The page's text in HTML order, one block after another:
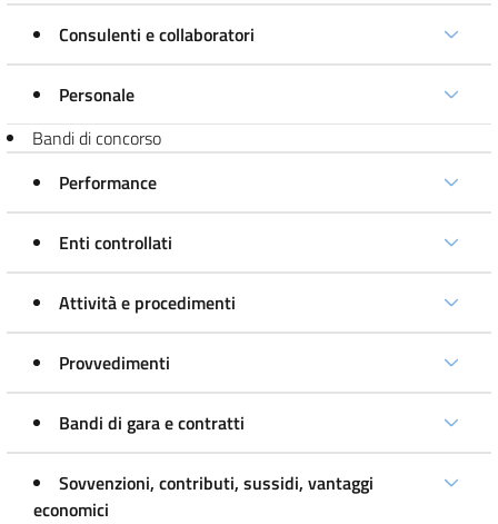
Consulenti e collaboratori
Personale
Bandi di concorso
Performance
Enti controllati
Attività e procedimenti
Provvedimenti
Bandi di gara e contratti
Sovvenzioni, contributi, sussidi, vantaggi
economici